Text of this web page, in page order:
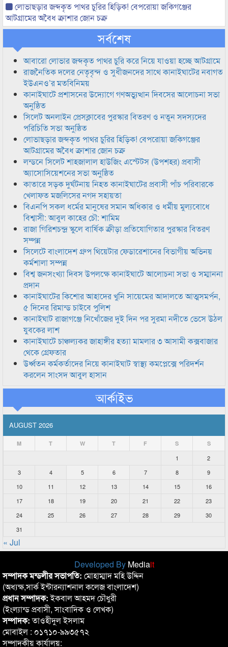
লোভাছড়ার জব্দকৃত পাথর চুরির হিড়িক! বেপরোয়া জকিগঞ্জের
আটগ্রামের অবৈধ ক্রাশার জোন চক্র
সর্বশেষ
আবারো লোভার জব্দকৃত পাথর চুরি করে নিয়ে যাওয়া হচ্ছে আটগ্রামে
রাজনৈতিক দলের নেতৃবৃন্দ ও সুধীজনদের সাথে কানাইঘাটের নবাগত
ইউএনও’র মতবিনিময়
কানাইঘাটে প্রশাসনের উদ্যোগে গণঅভ্যুত্থান দিবসের আলোচনা সভা
অনুষ্ঠিত
সিলেট অনলাইন প্রেসক্লাবের পুরস্কার বিতরণ ও নতুন সদস্যদের
পরিচিতি সভা অনুষ্ঠিত
লোভাছড়ার জব্দকৃত পাথর চুরির হিড়িক! বেপরোয়া জকিগঞ্জের
আটগ্রামের অবৈধ ক্রাশার জোন চক্র
লন্ডনে সিলেট শাহজালাল হাউজিং এস্টেটস (উপশহর) প্রবাসী
অ্যাসোসিয়েশনের সভা অনুষ্ঠিত
কাতারে সড়ক দুর্ঘটনায় নিহত কানাইঘাটের প্রবাসী পাঁচ পরিবারকে
খেলাফত মজলিসের নগদ সহায়তা
বিএনপি সকল ধর্মের মানুষের সমান অধিকার ও ধর্মীয় মুল্যবোধে
বিশ্বাসী: আবুল কাহের চৌ: শামিম
রাজা গিরিশচন্দ্র স্কুলে বার্ষিক ক্রীড়া প্রতিযোগিতার পুরস্কার বিতরণ
সম্পন্ন
সিলেটে বাংলাদেশ গ্রুপ থিয়েটার ফেডারেশানের বিভাগীয় অভিনয়
কর্মশালা সম্পন্ন
বিশ্ব জনসংখ্যা দিবস উপলক্ষে কানাইঘাটে আলোচনা সভা ও সম্মাননা
প্রদান
কানাইঘাটের কিশোর আহাদের খুনি সায়েমের আদালতে আত্মসমর্পন,
৫ দিনের রিমান্ড চাইবে পুলিশ
কানাইঘাট রাজাগঞ্জে নিখোঁজের দুই দিন পর সুরমা নদীতে ভেসে উঠল
যুবকের লাশ
কানাইঘাটে চাঞ্চল্যকর জাহাঙ্গীর হত্যা মামলার ৩ আসামী কক্সবাজার
থেকে গ্রেফতার
উর্ধ্বতন কর্মকর্তাদের নিয়ে কানাইঘাট স্বাস্থ্য কমপ্লেক্সে পরিদর্শন
করলেন সাংসদ আবুল হাসান
আর্কাইভ
AUGUST 2026
M T W T F S S
1
2
3
4 5 6 7 8
9
10
11 12 13 14 15
16
17
18 19 20 21 22
23
24
25 26 27 28 29
30
31
« Jul
Developed By Mediait
সম্পাদক মন্ডলীর সভাপতি: মোহাম্মাদ মহি উদ্দিন
(অধ্যক্ষ,সার্ক ইন্টারন্যাশনাল কলেজ বাংলাদেশ)
প্রধান সম্পাদক:ইকবাল আহমদ চৌধুরী
(ইংল্যান্ড প্রবাসী, সাংবাদিক ও লেখক)
সম্পাদক:তাওহীদুল ইসলাম
মোবাইল : ০১৭১০-৯৯৩৫৭২
সম্পাদকীয় কার্যালয়: